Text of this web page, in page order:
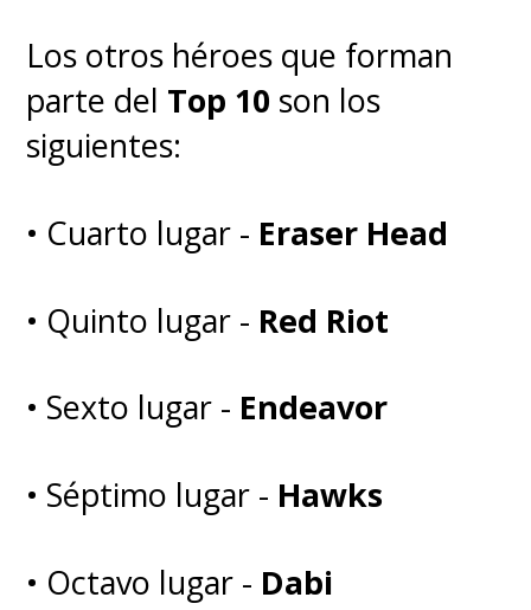
autor.
Álvarez explicó que el proyecto
Los otros héroes que forman
parte del Top 10 son los
siguientes:
• Cuarto lugar - Eraser Head
• Quinto lugar - Red Riot
• Sexto lugar - Endeavor
• Séptimo lugar - Hawks
• Octavo lugar - Dabi